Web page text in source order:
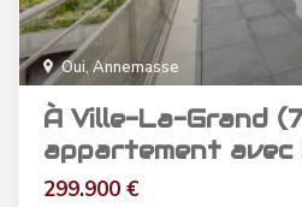
Oui,Annemasse
À Ville-La-Grand
appartement avec
299.900 €